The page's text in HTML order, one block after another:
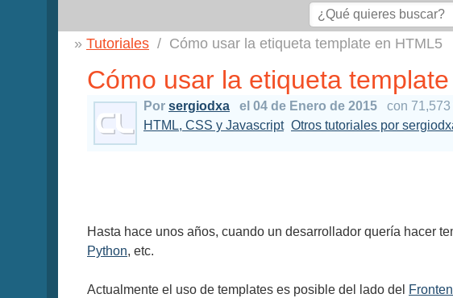
Tutoriales Cómo usar la etiqueta template en HTML5
Cómo usar la etiqueta
Por sergiodxa el 04 de Enero de 2015
con
HTML, CSS y Javascript Otros tutoriales por
Hasta hace unos años, cuando un desarrollador quería hacer
Python, etc.
Actualmente el uso de templates es posible del lado del